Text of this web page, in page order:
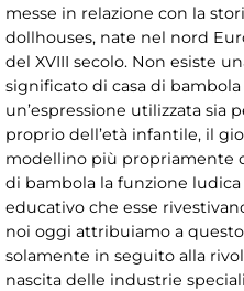
messe in relazione con la
dollhouses, nate nel nord
del XVIII secolo. Non esiste
significato di casa di
un’espressione utilizzata sia
proprio dell’età infantile, il
modellino più propriamente
di bambola la funzione
educativo che esse
noi oggi attribuiamo a
solamente in seguito alla
nascita delle industrie